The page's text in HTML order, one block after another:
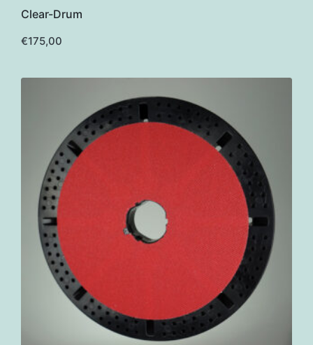
weist
mehrere
Produktseite
gewählt
werden
Clear-Drum
€175,00